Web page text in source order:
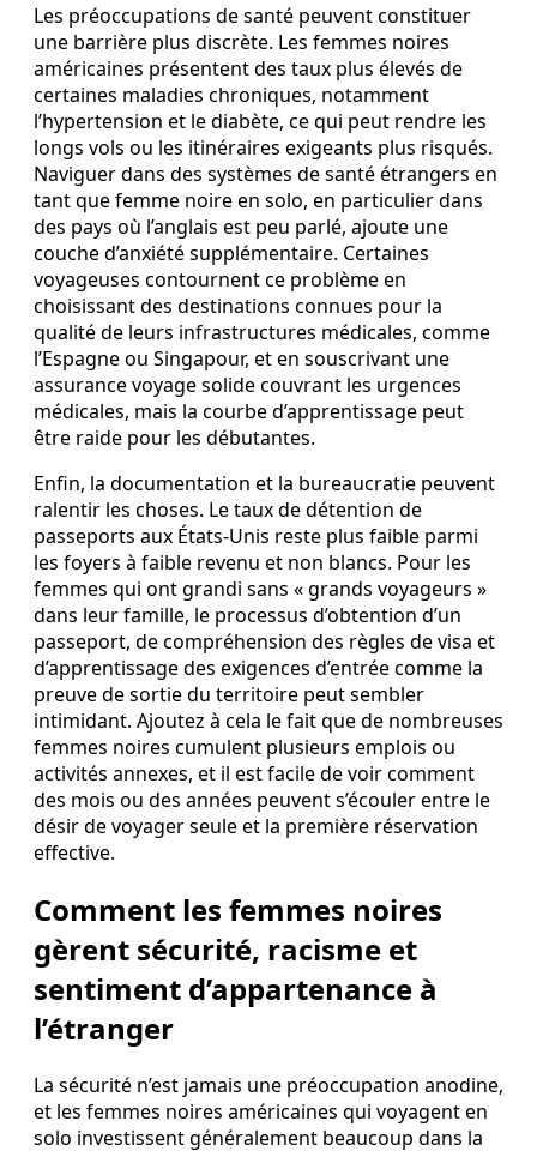
Les préoccupations de santé peuvent constituer
une barrière plus discrète. Les femmes noires
américaines présentent des taux plus élevés de
certaines maladies chroniques, notamment
l’hypertension et le diabète, ce qui peut rendre les
longs vols ou les itinéraires exigeants plus risqués.
Naviguer dans des systèmes de santé étrangers en
tant que femme noire en solo, en particulier dans
des pays où l’anglais est peu parlé, ajoute une
couche d’anxiété supplémentaire. Certaines
voyageuses contournent ce problème en
choisissant des destinations connues pour la
qualité de leurs infrastructures médicales, comme
l’Espagne ou Singapour, et en souscrivant une
assurance voyage solide couvrant les urgences
médicales, mais la courbe d’apprentissage peut
être raide pour les débutantes.
Enfin, la documentation et la bureaucratie peuvent
ralentir les choses. Le taux de détention de
passeports aux États-Unis reste plus faible parmi
les foyers à faible revenu et non blancs. Pour les
femmes qui ont grandi sans « grands voyageurs »
dans leur famille, le processus d’obtention d’un
passeport, de compréhension des règles de visa et
d’apprentissage des exigences d’entrée comme la
preuve de sortie du territoire peut sembler
intimidant. Ajoutez à cela le fait que de nombreuses
femmes noires cumulent plusieurs emplois ou
activités annexes, et il est facile de voir comment
des mois ou des années peuvent s’écouler entre le
désir de voyager seule et la première réservation
effective.
Comment les femmes noires
gèrent sécurité, racisme et
sentiment d’appartenance à
l’étranger
La sécurité n’est jamais une préoccupation anodine,
et les femmes noires américaines qui voyagent en
solo investissent généralement beaucoup dans la